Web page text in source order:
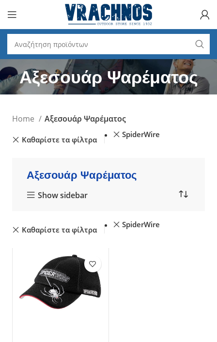
Αξεσουάρ Ψαρέματος
Home Αξεσουάρ Ψαρέματος
Καθαρίστε τα φίλτρα
SpiderWire
Αξεσουάρ Ψαρέματος
Show sidebar
Καθαρίστε τα φίλτρα
SpiderWire